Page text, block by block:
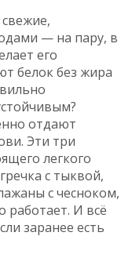
свежие,
— на пару, в
его
белок без жира
отдают
. Эти три
легкого
с тыквой,
с чесноком,
И всё
заранее есть